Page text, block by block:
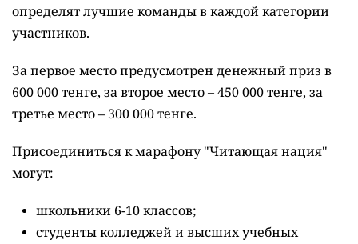
определят лучшие команды в каждой категории
участников.
За первое место предусмотрен денежный приз в
600 000 тенге, за второе место – 450 000 тенге, за
третье место – 300 000 тенге.
Присоединиться к марафону "Читающая нация"
могут:
школьники 6-10 классов;
студенты колледжей и высших учебных